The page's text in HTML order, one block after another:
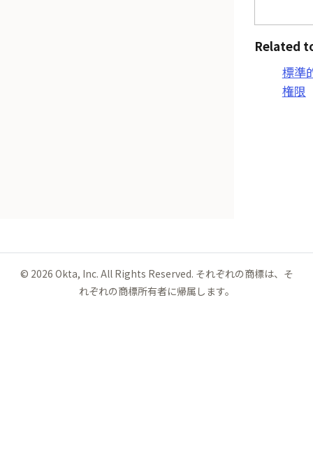
Related
標準
権限
© 2026 Okta, Inc. All Rights Reserved. それぞれの商標は、そ
れぞれの商標所有者に帰属します。